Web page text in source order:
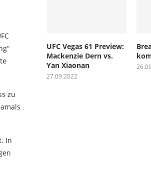
zu
In
UFC Vegas 61 Preview:
Mackenzie Dern vs.
Yan Xiaonan
27.09.2022